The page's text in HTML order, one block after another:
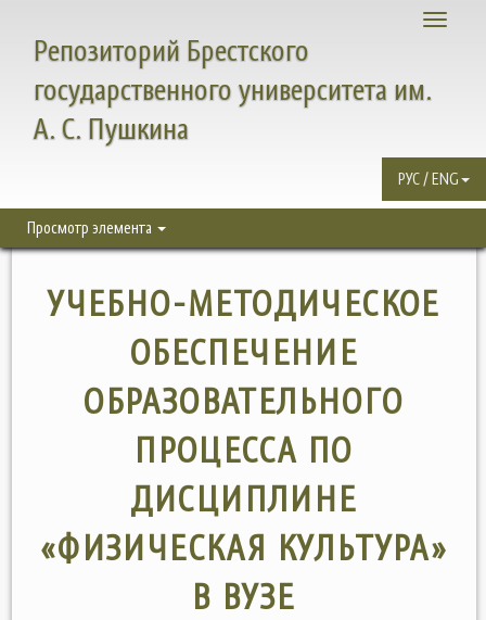
Toggle
Репозиторий Брестского
государственного университета им.
А. С. Пушкина
РУС / ENG
Просмотр элемента
УЧЕБНО-МЕТОДИЧЕСКОЕ
ОБЕСПЕЧЕНИЕ
ОБРАЗОВАТЕЛЬНОГО
ПРОЦЕССА ПО
ДИСЦИПЛИНЕ
«ФИЗИЧЕСКАЯ КУЛЬТУРА»
В ВУЗЕ